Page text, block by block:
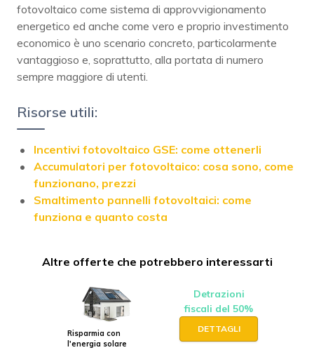
fotovoltaico come sistema di approvvigionamento
energetico ed anche come vero e proprio investimento
economico è uno scenario concreto, particolarmente
vantaggioso e, soprattutto, alla portata di numero
sempre maggiore di utenti.
Risorse utili:
Incentivi fotovoltaico GSE: come ottenerli
Accumulatori per fotovoltaico: cosa sono, come
funzionano, prezzi
Smaltimento pannelli fotovoltaici: come
funziona e quanto costa
Altre offerte che potrebbero interessarti
Risparmia con
l'energia solare
Detrazioni
fiscali del 50%
DETTAGLI